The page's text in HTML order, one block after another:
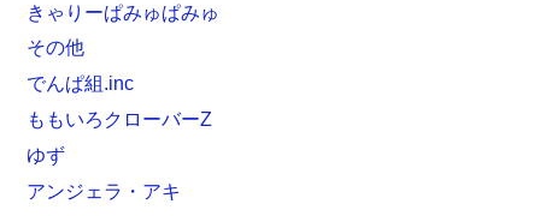
きゃりーぱみゅぱみゅ
その他
でんぱ組.inc
ももいろクローバーZ
ゆず
アンジェラ・アキ